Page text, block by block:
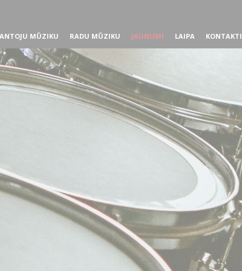
MŪZIKU RADU MŪZIKU JAUNUMI LAIPA KONTAKTI